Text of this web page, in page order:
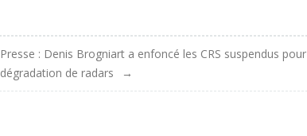
Presse : Denis Brogniart a enfoncé les CRS suspendus pour
dégradation de radars